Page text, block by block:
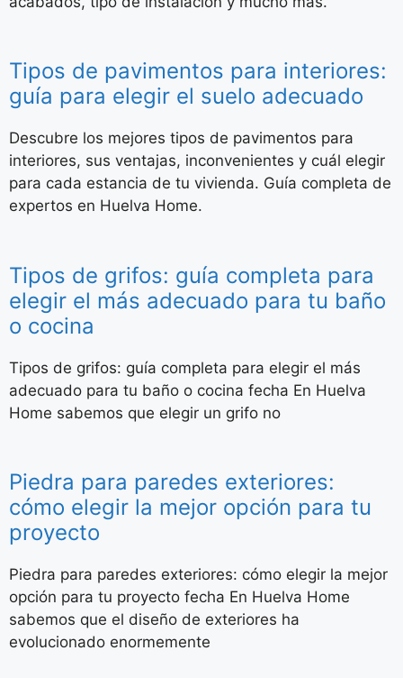
Tipos de pavimentos para interiores:
guía para elegir el suelo adecuado
Descubre los mejores tipos de pavimentos para
interiores, sus ventajas, inconvenientes y cuál elegir
para cada estancia de tu vivienda. Guía completa de
expertos en Huelva Home.
Tipos de grifos: guía completa para
elegir el más adecuado para tu baño
o cocina
Tipos de grifos: guía completa para elegir el más
adecuado para tu baño o cocina fecha En Huelva
Home sabemos que elegir un grifo no
Piedra para paredes exteriores:
cómo elegir la mejor opción para tu
proyecto
Piedra para paredes exteriores: cómo elegir la mejor
opción para tu proyecto fecha En Huelva Home
sabemos que el diseño de exteriores ha
evolucionado enormemente